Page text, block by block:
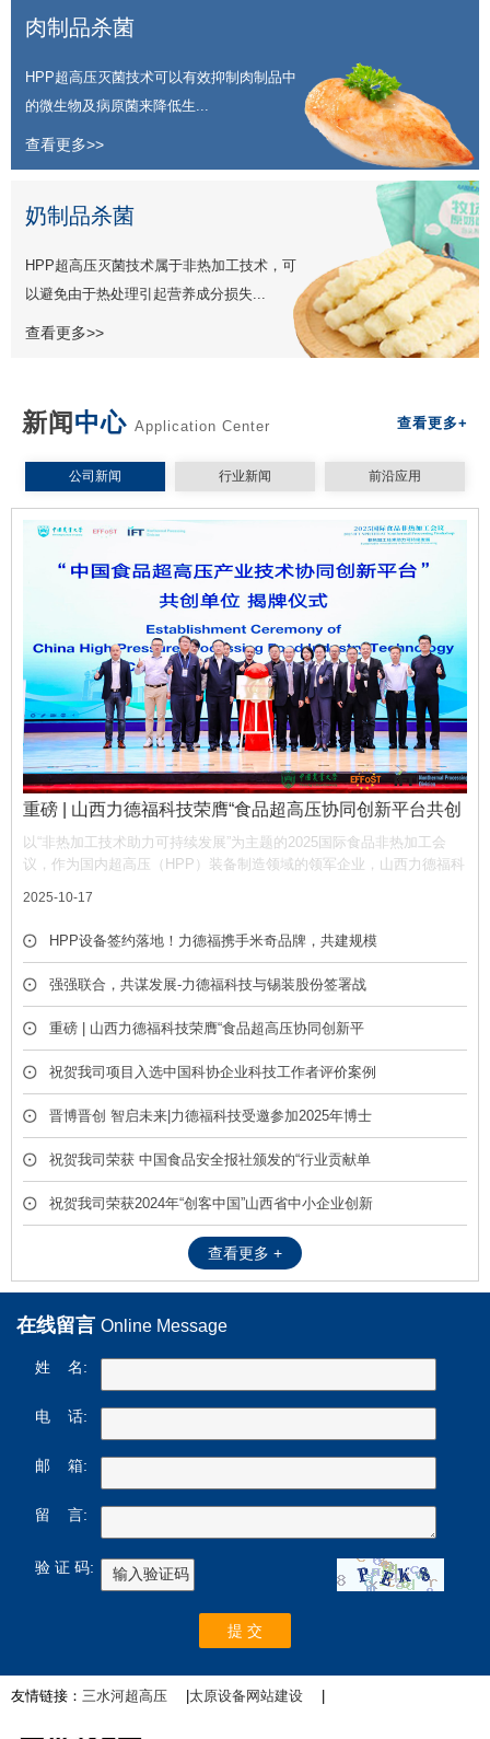
肉制品杀菌
HPP超高压灭菌技术可以有效抑制肉制品中
的微生物及病原菌来降低生...
查看更多>>
奶制品杀菌
HPP超高压灭菌技术属于非热加工技术，可
以避免由于热处理引起营养成分损失...
查看更多>>
新闻中心 Application Center 查看更多+
公司新闻 行业新闻 前沿应用
重磅 | 山西力德福科技荣膺“食品超高压协同创新平台共创
单位”，携手产业链共筑非热加工新生态
以“非热加工技术助力可持续发展”为主题的2025国际食品非热加工会
议，作为国内超高压（HPP）装备制造领域的领军企业，山西力德福科
号，彰显了公司在推动超高压技术产业化中的核心作用。
2025-10-17
HPP设备签约落地！力德福携手米奇品牌，共建规模
化冷榨饮品产线
强强联合，共谋发展-力德福科技与锡装股份签署战
略合作框架协议
重磅 | 山西力德福科技荣膺“食品超高压协同创新平
台共创单位”，携手产业链共筑非热加工新生态
祝贺我司项目入选中国科协企业科技工作者评价案例
库
晋博晋创 智启未来|力德福科技受邀参加2025年博士
后创新创业成果展
祝贺我司荣获 中国食品安全报社颁发的“行业贡献单
位” 荣誉称号
祝贺我司荣获2024年“创客中国”山西省中小企业创新
查看更多 +
在线留言 Online Message
姓 名:
电 话:
邮 箱:
留 言:
验 证 码:
友情链接： 三水河超高压 |太原设备网站建设 |